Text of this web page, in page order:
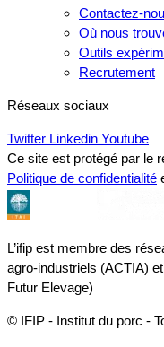
Contactez-
Où nous
Outils
Recrutement
Réseaux sociaux
Twitter Linkedin Youtube
Ce site est protégé par le
Politique de confidentialité
L’ifip est membre des
agro-industriels (ACTIA)
Futur Elevage)
© IFIP - Institut du porc -